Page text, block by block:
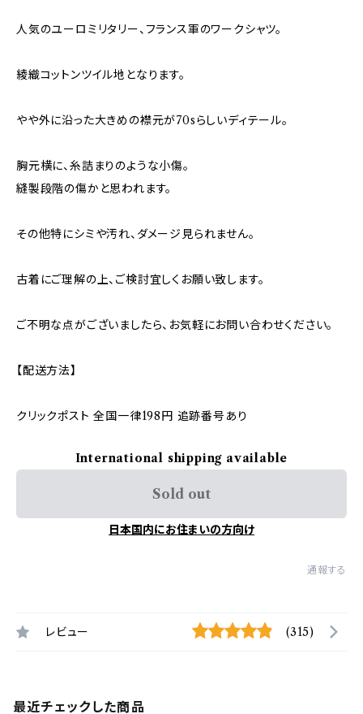
人気のユーロミリタリー、フランス軍のワークシャツ。
綾織コットンツイル地となります。
やや外に沿った大きめの襟元が70sらしいディテール。
胸元横に、糸詰まりのような小傷。
縫製段階の傷かと思われます。
その他特にシミや汚れ、ダメージ見られません。
古着にご理解の上、ご検討宜しくお願い致します。
ご不明な点がございましたら、お気軽にお問い合わせください。
【配送方法】
クリックポスト 全国一律198円 追跡番号あり
International shipping available
Sold out
日本国内にお住まいの方向け
通報する
レビュー (315)
最近チェックした商品